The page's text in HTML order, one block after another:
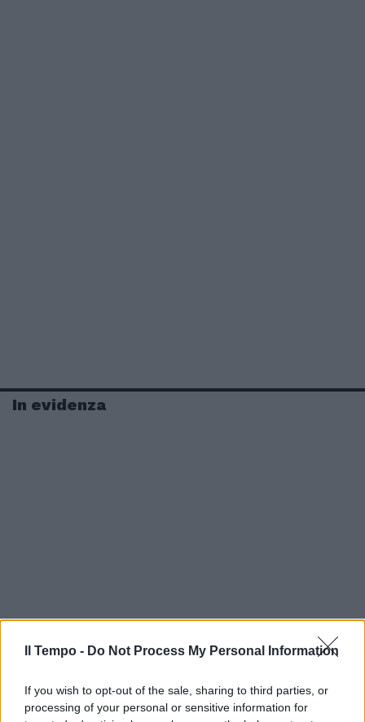
Il Tempo - Do Not Process My Personal Information
If you wish to opt-out of the sale, sharing to third parties, or
processing of your personal or sensitive information for
In evidenza